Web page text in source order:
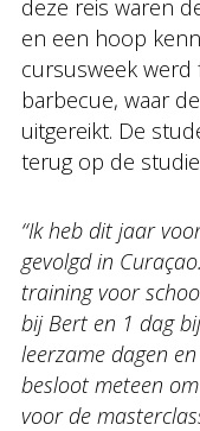
deze reis waren
en een hoop
cursusweek werd
barbecue, waar
uitgereikt. De
terug op de
‘‘Ik heb dit jaar
gevolgd in
training voor
bij Bert en 1 dag
leerzame dagen
besloot meteen
voor de